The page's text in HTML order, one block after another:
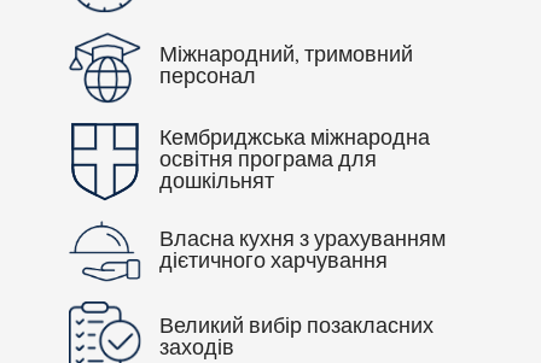
Міжнародний, тримовний
персонал
Кембриджська міжнародна
освітня програма для
дошкільнят
Власна кухня з урахуванням
дієтичного харчування
Великий вибір позакласних
заходів